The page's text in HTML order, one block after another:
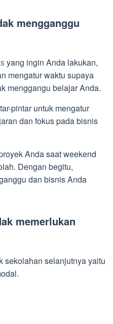
mengganggu
yang ingin Anda lakukan,
mengatur waktu supaya
menggangu belajar Anda.
pintar untuk mengatur
dan fokus pada bisnis
Anda saat weekend
Dengan begitu,
dan bisnis Anda
memerlukan
sekolahan selanjutnya yaitu